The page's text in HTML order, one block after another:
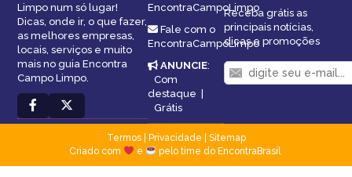
Limpo num só lugar!
Dicas, onde ir, o que fazer,
as melhores empresas,
locais, serviços e muito
mais no guia Encontra
Campo Limpo.
EncontraCampoLimpo
Fale com o
EncontraCampoLimpo
ANUNCIE:
Com
destaque |
Grátis
Receba grátis as
principais notícias,
dicas e promoções
Termos| Privacidade
Sitemap
Criado com
e pelo time do EncontraBrasil